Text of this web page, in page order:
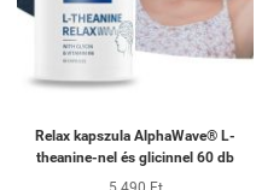
végén – ha harmóniára,
relaxációra és jobb alvásra
vágysz.
Nyáron fogyaszthatod
íz
Értékes illóolajokkal teli
Már évszázadok óta nagyra
Relax kapszula AlphaWave® L-
theanine-nel és glicinnel 60 db